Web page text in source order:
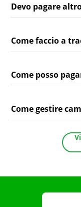
Devo pagare
Come faccio a
Come posso
Come gestire